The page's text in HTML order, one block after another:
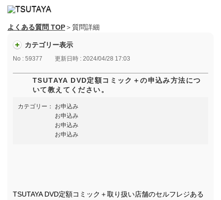
よくある質問 TOP＞質問詳細
カテゴリー表示
No : 59377 更新日時 : 2024/04/28 17:03
TSUTAYA DVD定額コミック＋の申込み方法につ
いて教えてください。
カテゴリー：
お申込み
お申込み
お申込み
お申込み
TSUTAYA DVD定額コミック＋取り扱い店舗のセルフレジある